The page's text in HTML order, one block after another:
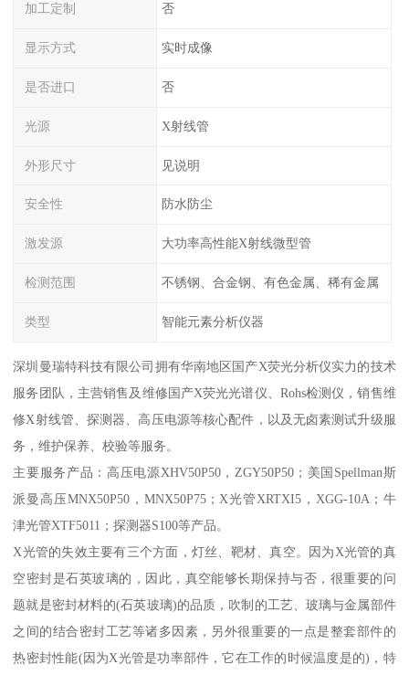
加工定制 否
显示方式 实时成像
是否进口 否
光源 X射线管
外形尺寸 见说明
安全性 防水防尘
激发源 大功率高性能X射线微型管
检测范围 不锈钢、合金钢、有色金属、稀有金属
类型 智能元素分析仪器
深圳曼瑞特科技有限公司拥有华南地区国产X荧光分析仪实力的技术
服务团队，主营销售及维修国产X荧光光谱仪、Rohs检测仪，销售维
修X射线管、探测器、高压电源等核心配件，以及无卤素测试升级服
务，维护保养、校验等服务。
主要服务产品：高压电源XHV50P50，ZGY50P50；美国Spellman斯
派曼高压MNX50P50，MNX50P75；X光管XRTXI5，XGG-10A；牛
津光管XTF5011；探测器S100等产品。
X光管的失效主要有三个方面，灯丝、靶材、真空。因为X光管的真
空密封是石英玻璃的，因此，真空能够长期保持与否，很重要的问
题就是密封材料的(石英玻璃)的品质，吹制的工艺、玻璃与金属部件
之间的结合密封工艺等诸多因素，另外很重要的一点是整套部件的
热密封性能(因为X光管是功率部件，它在工作的时候温度是的)，特